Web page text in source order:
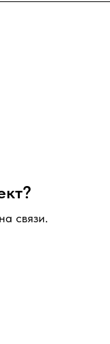
связи.